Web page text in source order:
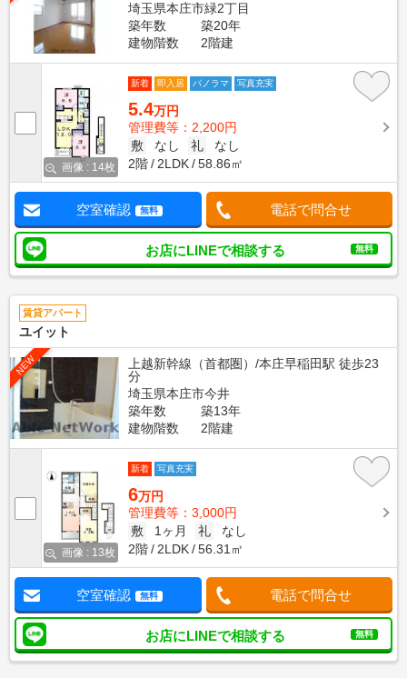
埼玉県本庄市緑2丁目
築年数
築20年
建物階数
2階建
画像 : 14枚
新着 即入居 パノラマ 写真充実
5.4万円
管理費等：2,200円
敷
なし 礼
なし
2階
2LDK 58.86㎡
空室確認 無料 電話で問合せ
お店にLINEで相談する 無料
賃貸アパート
ユイット
NEW
上越新幹線（首都圏）/本庄早稲田駅 徒歩23
分
埼玉県本庄市今井
築年数
築13年
建物階数
2階建
画像 : 13枚
新着 写真充実
6万円
管理費等：3,000円
敷
1ヶ月 礼
なし
2階
2LDK 56.31㎡
空室確認 無料 電話で問合せ
お店にLINEで相談する 無料